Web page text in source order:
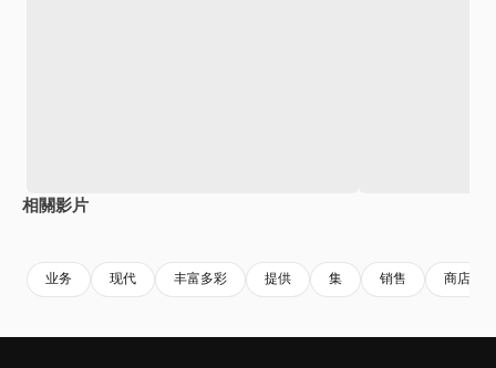
相關影片
业务 现代 丰富多彩 提供 集 销售 商店